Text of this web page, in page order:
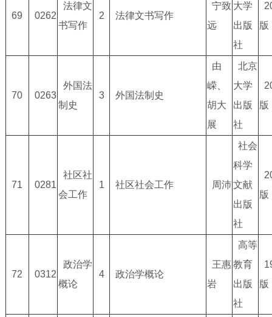
69 0262
法律文
书写作
2 法律文书写作
宁致
远
大学
出版
社
版
70 0263
外国法
制史
3 外国法制史
由
嵘、
胡大
展
北京
大学
出版
社
版
71 0281
社区社
会工作
1 社区社会工作 周沛
社会
科学
文献
出版
社
版
72 0312
政治学
概论
4 政治学概论
王惠
岩
高等
教育
出版
社
版